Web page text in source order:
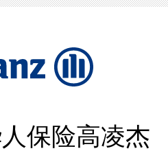
保险高凌杰